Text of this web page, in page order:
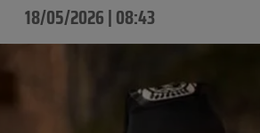
18/05/2026 | 08:43